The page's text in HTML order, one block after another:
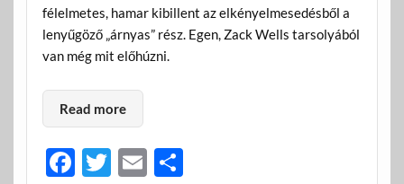
félelmetes, hamar kibillent az elkényelmesedésből a
lenyűgöző „árnyas” rész. Egen, Zack Wells tarsolyából
van még mit előhúzni.
Read more
F T E O